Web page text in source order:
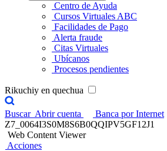
Centro de Ayuda
Cursos Virtuales ABC
Facilidades de Pago
Alerta fraude
Citas Virtuales
Ubícanos
Procesos pendientes
Rikuchiy en quechua
Buscar Abrir cuenta
Banca por Internet
Z7_0064I3S0M8S6B0QQIPV5GF12J1
Web Content Viewer
Acciones